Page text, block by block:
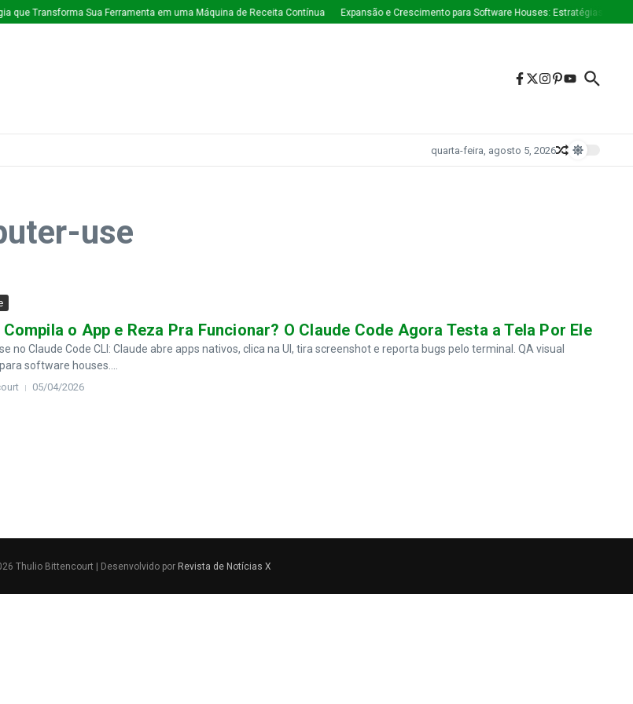
que Transforma Sua Ferramenta em uma Máquina de Receita Contínua Expansão e Crescimento para Software Houses: Estratégias Que
quarta-feira, agosto 5, 2026
use
Compila o App e Reza Pra Funcionar? O Claude Code Agora Testa a Tela Por Ele
no Claude Code CLI: Claude abre apps nativos, clica na UI, tira screenshot e reporta bugs pelo terminal. QA visual
software houses....
05/04/2026
Thulio Bittencourt | Desenvolvido por Revista de Notícias X